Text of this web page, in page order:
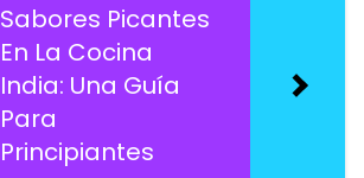
Sabores Picantes
En La Cocina
India: Una Guía
Para
Principiantes